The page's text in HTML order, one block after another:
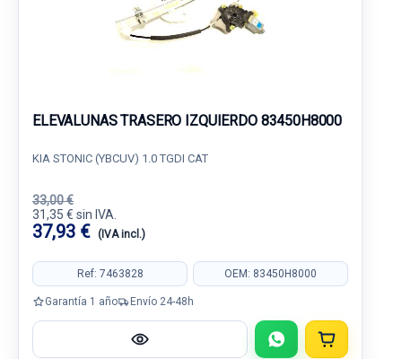
ELEVALUNAS TRASERO IZQUIERDO 83450H8000
KIA STONIC (YBCUV) 1.0 TGDI CAT
33,00 €
31,35 € sin IVA.
37,93 € (IVA incl.)
Ref: 7463828 OEM: 83450H8000
Garantía 1 año Envío 24-48h